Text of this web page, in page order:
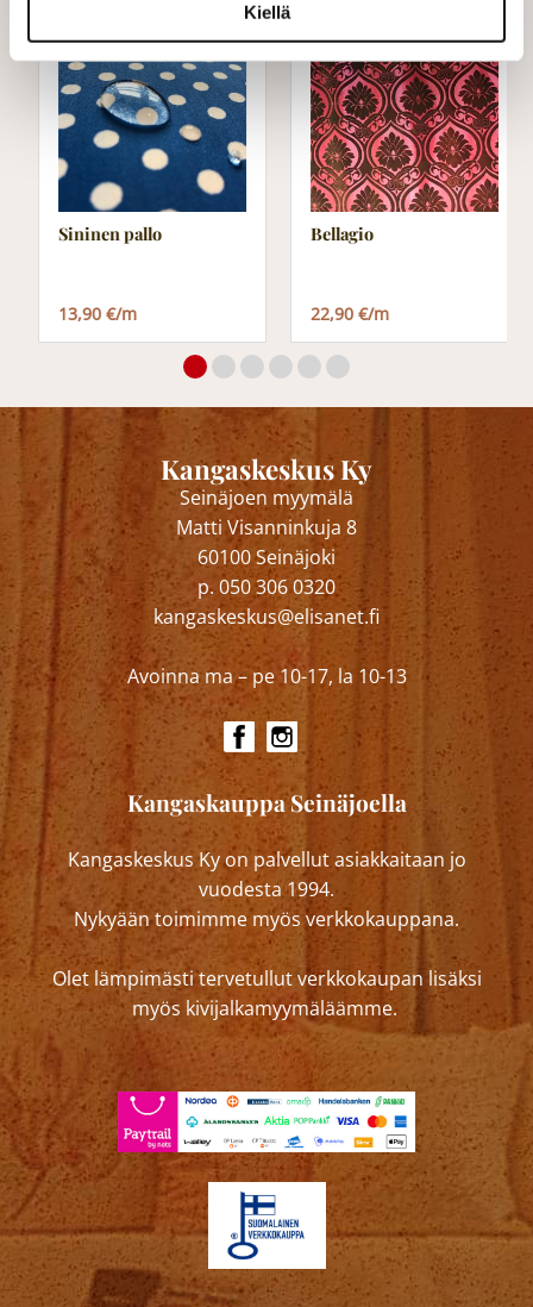
Kiellä
Sininen pallo
13,90 €/m
Bellagio
22,90 €/m
Kangaskeskus Ky
Seinäjoen myymälä
Matti Visanninkuja 8
60100 Seinäjoki
p. 050 306 0320
kangaskeskus@elisanet.fi
Avoinna ma – pe 10-17, la 10-13
Kangaskauppa Seinäjoella
Kangaskeskus Ky on palvellut asiakkaitaan jo
vuodesta 1994.
Nykyään toimimme myös verkkokauppana.
Olet lämpimästi tervetullut verkkokaupan lisäksi
myös kivijalkamyymäläämme.